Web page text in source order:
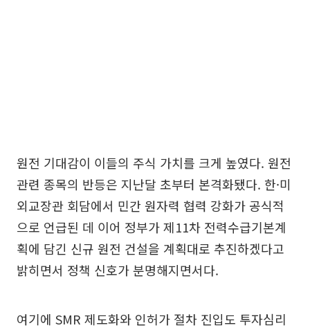
원전 기대감이 이들의 주식 가치를 크게 높였다. 원전
관련 종목의 반등은 지난달 초부터 본격화됐다. 한·미
외교장관 회담에서 민간 원자력 협력 강화가 공식적
으로 언급된 데 이어 정부가 제11차 전력수급기본계
획에 담긴 신규 원전 건설을 계획대로 추진하겠다고
밝히면서 정책 신호가 분명해지면서다.
여기에 SMR 제도화와 인허가 절차 진입도 투자심리